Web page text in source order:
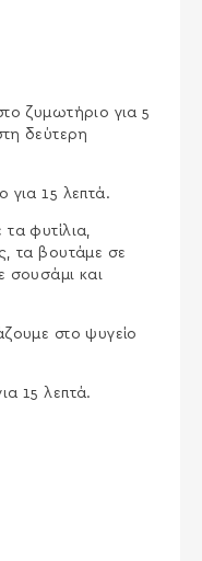
ζυμωτήριο για 5
δεύτερη
για 15 λεπτά.
φυτίλια,
τα βουτάμε σε
σουσάμι και
στο ψυγείο
15 λεπτά.